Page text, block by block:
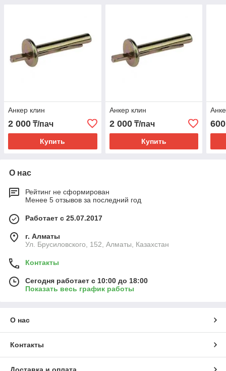
Анкер клин
2 000 ₸/пач
Купить
Анкер клин
2 000₸/пач
Купить
600
О нас
Рейтинг не сформирован
Менее 5 отзывов за последний год
Работает с 25.07.2017
г. Алматы
Ул. Брусиловского, 152, Алматы, Казахстан
Контакты
Сегодня работает с 10:00 до 18:00
Показать весь график работы
О нас
Контакты